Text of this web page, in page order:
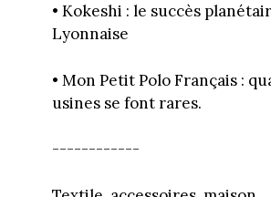
• Kokeshi : le succès
Lyonnaise
• Mon Petit Polo Français :
usines se font rares.
------------